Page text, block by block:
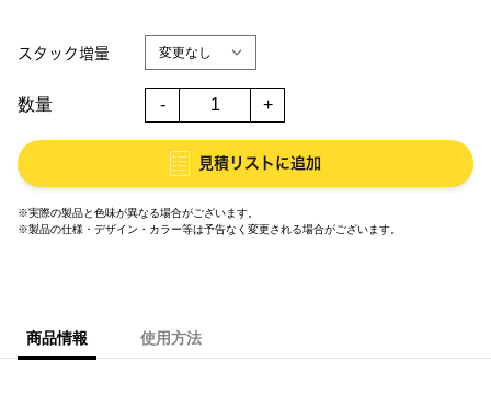
スタック増量
数量 - +
見積リストに追加
※実際の製品と色味が異なる場合がございます。
※製品の仕様・デザイン・カラー等は予告なく変更される場合がございます。
商品情報 使用方法